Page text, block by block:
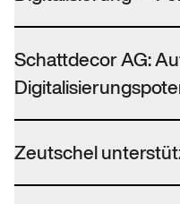
Schattdecor AG:
Zeutschel